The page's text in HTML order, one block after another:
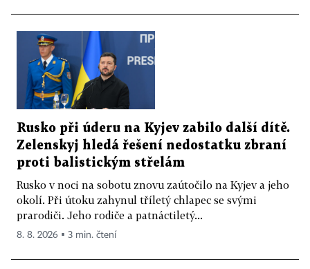
Rusko při úderu na Kyjev zabilo další dítě.
Zelenskyj hledá řešení nedostatku zbraní
proti balistickým střelám
Rusko v noci na sobotu znovu zaútočilo na Kyjev a jeho
okolí. Při útoku zahynul tříletý chlapec se svými
prarodiči. Jeho rodiče a patnáctiletý...
8. 8. 2026 ▪ 3 min. čtení